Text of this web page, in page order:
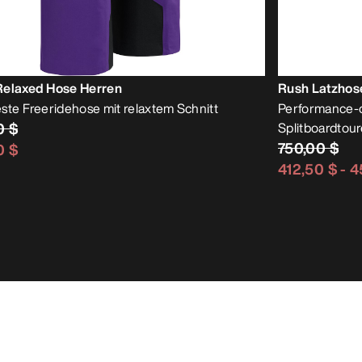
Hose Herren
Freeridehose mit relaxtem Schnitt
$
$
Rush
750,00 $
412,50 $-